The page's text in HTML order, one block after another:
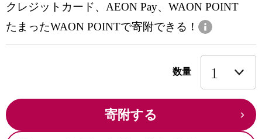
クレジットカード、AEON Pay、WAON POINT
たまったWAON POINTで寄附できる！
数量
寄附する